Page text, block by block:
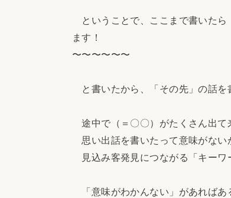
ということで、ここまで書いたら
ます！
〜〜〜〜〜〜
と書いたから、「その先」の話を
途中で（＝〇〇）がたくさん出て
思い出話を書いたって意味がない
見込み客発見につながる「キーワ
「意味がわかんない」があればあ